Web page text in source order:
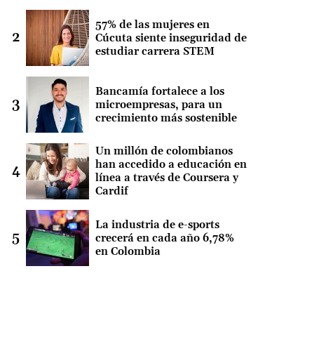
57% de las mujeres en
Cúcuta siente inseguridad de
estudiar carrera STEM
Bancamía fortalece a los
microempresas, para un
crecimiento más sostenible
Un millón de colombianos
han accedido a educación en
línea a través de Coursera y
Cardif
La industria de e-sports
crecerá en cada año 6,78%
en Colombia